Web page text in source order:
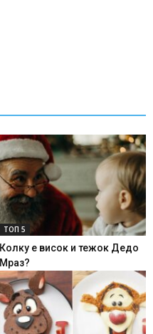
ТОП 5
Колку е висок и тежок Дедо
Мраз?